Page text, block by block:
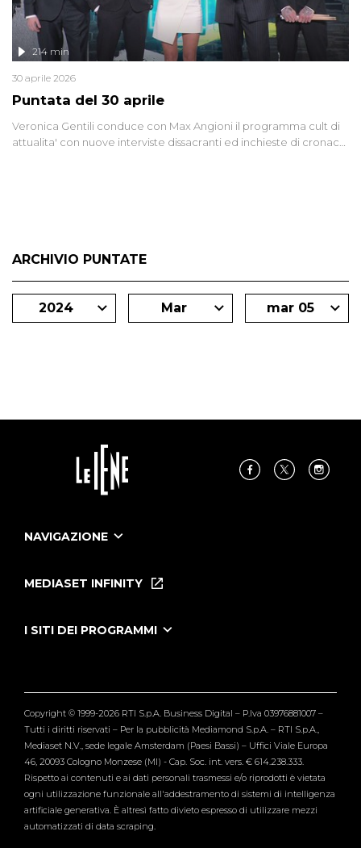
Puntata del 30 aprile
214 min
30 aprile 2026
Veronica Gentili conduce con Max Angioni il programma cult di
attualita' con nuove interviste dissacranti ed inchieste di cronaca
ARCHIVIO PUNTATE
2024 Mar mar 05
NAVIGAZIONE
Le Iene Presentano Inside
Tutti i servizi
MEDIASET INFINITY
I SITI DEI PROGRAMMI
Verissimo
Copyright © 1999-2026 RTI S.p.A. Business Digital – P.Iva 03976881007 –
Tutti i diritti riservati – Per la pubblicità Mediamond S.p.A. – RTI S.p.A.,
Mediaset N.V., sede legale Amsterdam (Paesi Bassi) – Uffici Viale Europa
46, 20093 Cologno Monzese (MI) - Cap. Soc. int. vers. € 614.238.333.
Rispetto ai contenuti e ai dati personali trasmessi e/o riprodotti è vietata
ogni utilizzazione funzionale all'addestramento di sistemi di intelligenza
artificiale generativa. È altresì fatto divieto espresso di utilizzare mezzi
automatizzati di data scraping.